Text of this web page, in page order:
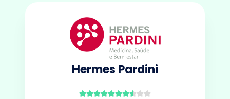
Hermes Pardini